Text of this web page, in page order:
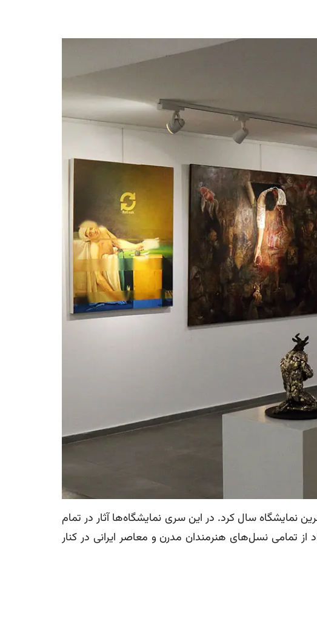
به عنوان آخرین نمایشگاه سال کرد. در این سری نمایشگاه‌ها آثار در تمام
نسل‌های هنرمندان مدرن و معاصر ایرانی در کنار